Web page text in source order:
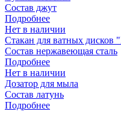
Состав джут
Подробнее
Нет в наличии
Стакан для ватных
Состав нержавеющая сталь
Подробнее
Нет в наличии
Дозатор для мыла
Состав латунь
Подробнее